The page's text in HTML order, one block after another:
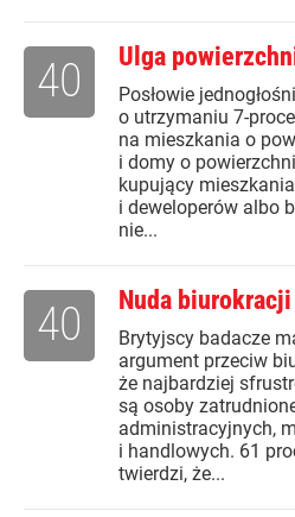
Ulga
Posłowie
o utrzymaniu 7-
na mieszkania o
i domy o
kupujący
i deweloperów albo
nie...
40
Nuda biurokracji
Brytyjscy badacze
argument przeciw
że najbardziej
są osoby
administracyjnych,
i handlowych. 61
twierdzi, że...
40